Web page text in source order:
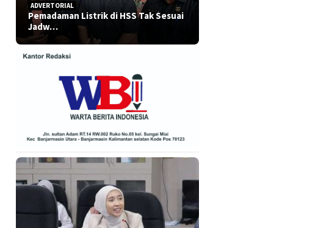
ADVERTORIAL
Pemadaman Listrik di HSS Tak Sesuai
Jadw…